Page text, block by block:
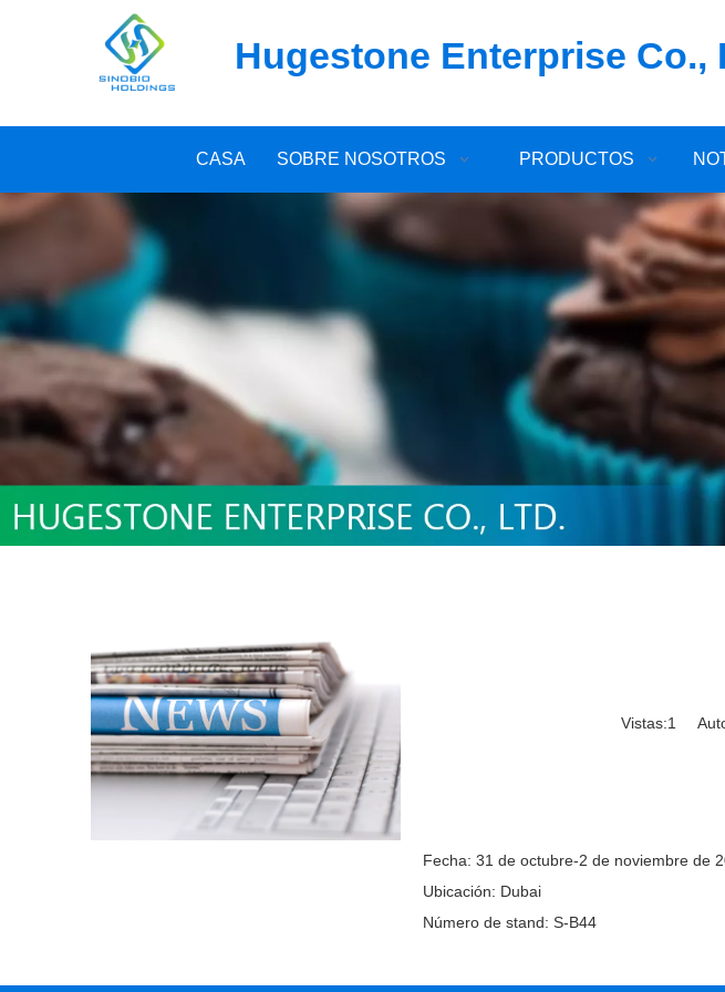
Hugestone Enterprise Co.,
CASA SOBRE NOSOTROS PRODUCTOS
Vistas:1
Fecha: 31 de octubre-2 de noviembre de
Ubicación: Dubai
Número de stand: S-B44